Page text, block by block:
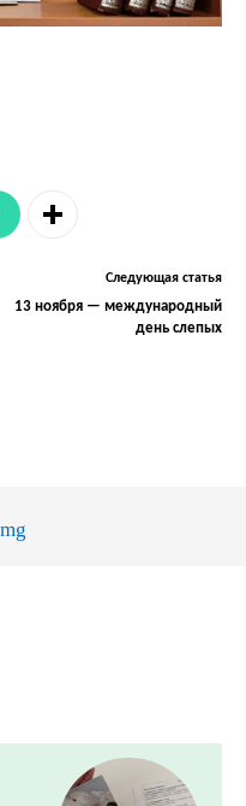
Следующая статья
13 ноября — международный
день слепых